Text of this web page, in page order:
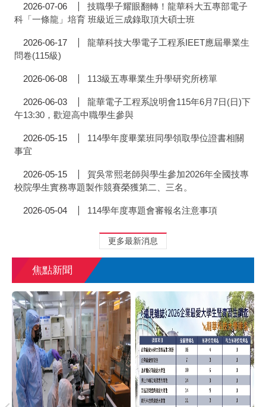
2026-07-06
技職學子耀眼翻轉！龍華科大五專部電子
科「一條龍」培育 班級近三成錄取頂大碩士班
2026-06-17
龍華科技大學電子工程系IEET應屆畢業生
問卷(115級)
2026-06-08 113級五專畢業生升學研究所榜單
2026-06-03
龍華電子工程系說明會115年6月7日(日)下
午13:30，歡迎高中職學生參與
2026-05-15
114學年度畢業班同學領取學位證書相關
事宜
2026-05-15
賀吳常熙老師與學生參加2026年全國技專
校院學生實務專題製作競賽榮獲第二、三名。
2026-05-04 114學年度專題會審報名注意事項
更多最新消息
焦點新聞